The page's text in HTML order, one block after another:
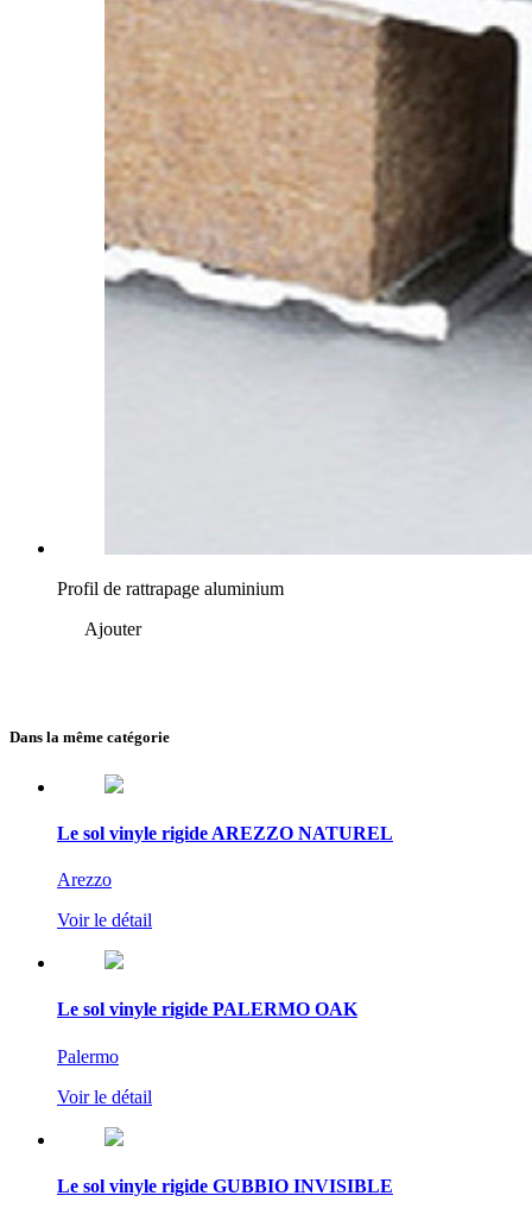
Profil de rattrapage aluminium
Ajouter
Dans la même catégorie
Le sol vinyle rigide AREZZO NATUREL
Arezzo
Voir le détail
Le sol vinyle rigide PALERMO OAK
Palermo
Voir le détail
Le sol vinyle rigide GUBBIO INVISIBLE